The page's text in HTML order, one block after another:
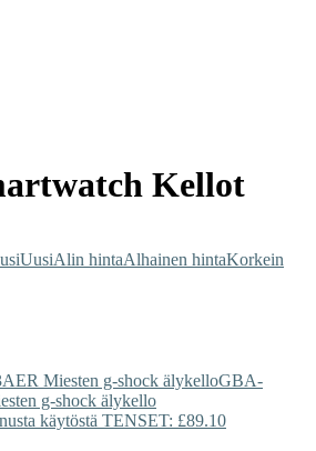
Kellot
UusiAlin hintaAlhainen hintaKorkein
GBA-
g-shock älykello
käytöstä TENSET: £89.10